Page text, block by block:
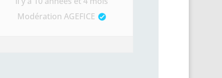
Modération AGEFICE